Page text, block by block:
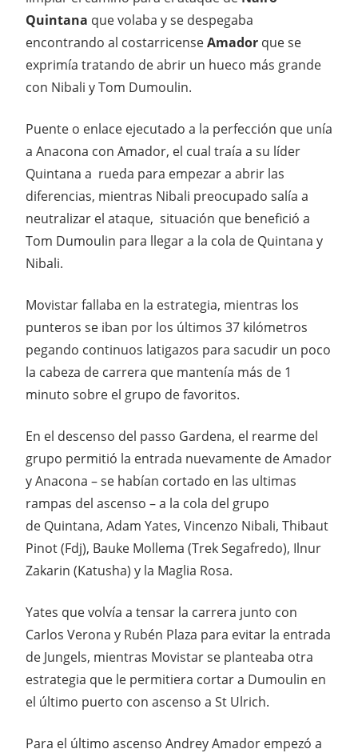
Quintana que volaba y se despegaba
encontrando al costarricenseAmador que se
exprimía tratando de abrir un hueco más grande
con Nibali y Tom Dumoulin.
Puente o enlace ejecutado a la perfección que unía
a Anacona con Amador, el cual traía a su líder
Quintana a rueda para empezar a abrir las
diferencias, mientras Nibali preocupado salía a
neutralizar el ataque, situación que benefició a
Tom Dumoulin para llegar a la cola de Quintana y
Nibali.
Movistar fallaba en la estrategia, mientras los
punteros se iban por los últimos 37 kilómetros
pegando continuos latigazos para sacudir un poco
la cabeza de carrera que mantenía más de 1
minuto sobre el grupo de favoritos.
En el descenso del passo Gardena, el rearme del
grupo permitió la entrada nuevamente de Amador
y Anacona – se habían cortado en las ultimas
rampas del ascenso – a la cola del grupo
de Quintana, Adam Yates, Vincenzo Nibali, Thibaut
Pinot (Fdj), Bauke Mollema (Trek Segafredo), Ilnur
Zakarin (Katusha) y la Maglia Rosa.
Yates que volvía a tensar la carrera junto con
Carlos Verona y Rubén Plaza para evitar la entrada
de Jungels, mientras Movistar se planteaba otra
estrategia que le permitiera cortar a Dumoulin en
el último puerto con ascenso a St Ulrich.
Para el último ascenso Andrey Amador empezó a